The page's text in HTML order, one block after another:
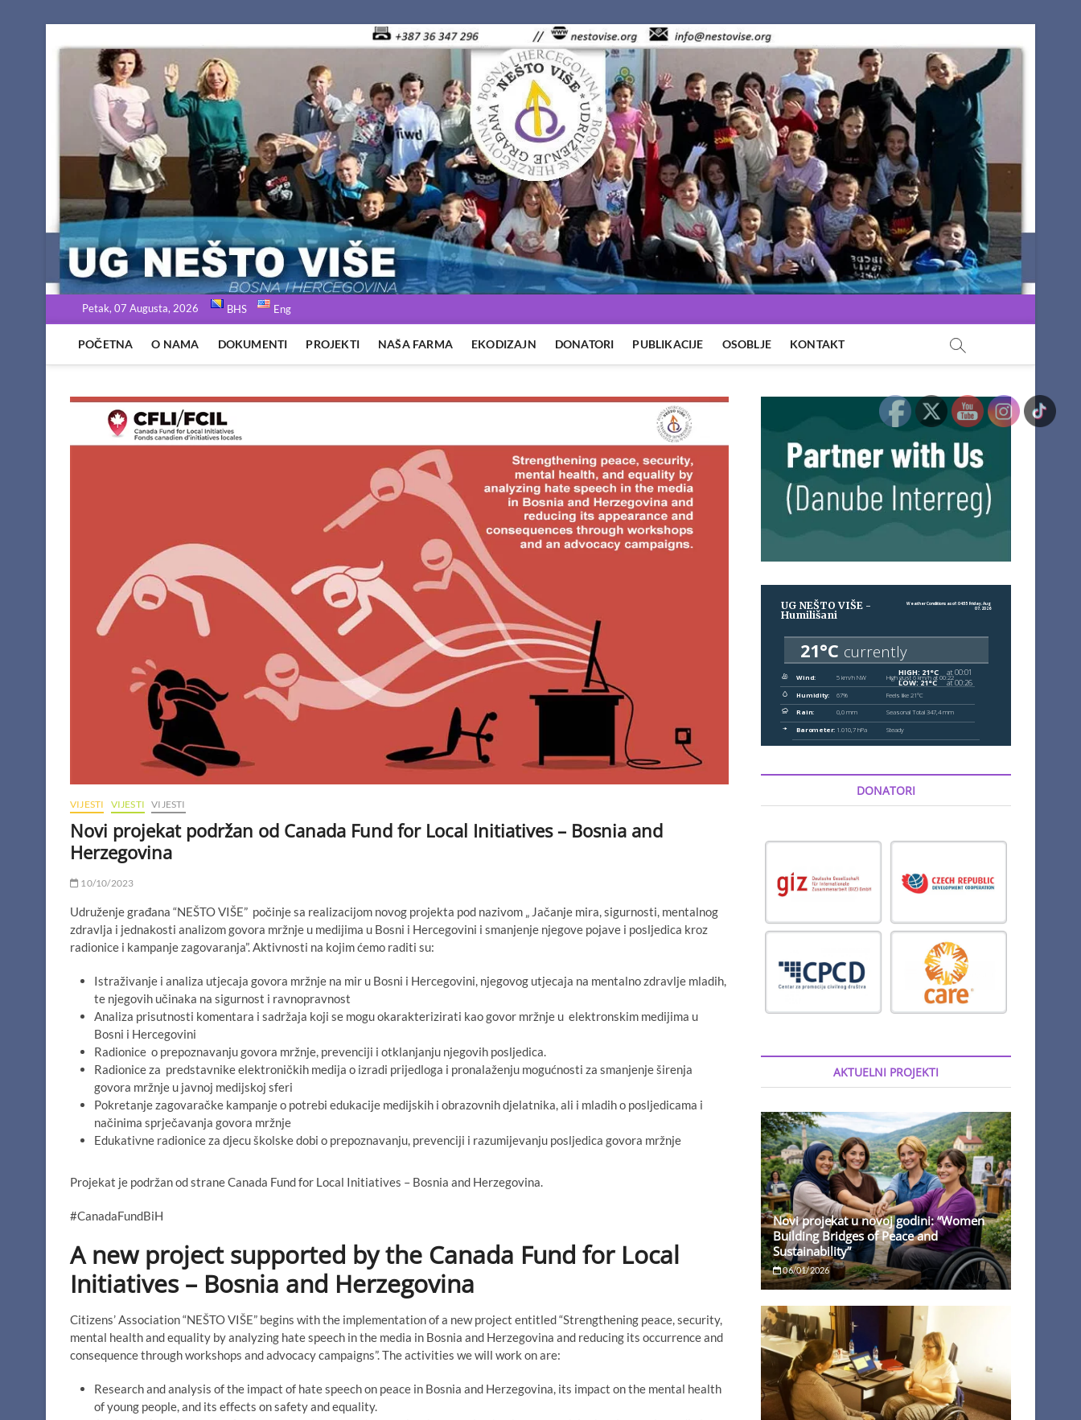
Petak, 07 Augusta, 2026 BHS Eng
POČETNA O NAMA DOKUMENTI PROJEKTI NAŠA FARMA EKODIZAJN DONATORI PUBLIKACIJE OSOBLJE KONTAKT
VIJESTI VIJESTI VIJESTI
Novi projekat podržan od Canada Fund for Local Initiatives – Bosnia and
Herzegovina
10/10/2023
Udruženje građana “NEŠTO VIŠE” počinje sa realizacijom novog projekta pod nazivom „ Jačanje mira, sigurnosti, mentalnog
zdravlja i jednakosti analizom govora mržnje u medijima u Bosni i Hercegovini i smanjenje njegove pojave i posljedica kroz
radionice i kampanje zagovaranja”. Aktivnosti na kojim ćemo raditi su:
Istraživanje i analiza utjecaja govora mržnje na mir u Bosni i Hercegovini, njegovog utjecaja na mentalno zdravlje mladih,
te njegovih učinaka na sigurnost i ravnopravnost
Analiza prisutnosti komentara i sadržaja koji se mogu okarakterizirati kao govor mržnje u elektronskim medijima u
Bosni i Hercegovini
Radionice o prepoznavanju govora mržnje, prevenciji i otklanjanju njegovih posljedica.
Radionice za predstavnike elektroničkih medija o izradi prijedloga i pronalaženju mogućnosti za smanjenje širenja
govora mržnje u javnoj medijskoj sferi
Pokretanje zagovaračke kampanje o potrebi edukacije medijskih i obrazovnih djelatnika, ali i mladih o posljedicama i
načinima sprječavanja govora mržnje
Edukativne radionice za djecu školske dobi o prepoznavanju, prevenciji i razumijevanju posljedica govora mržnje
Projekat je podržan od strane Canada Fund for Local Initiatives – Bosnia and Herzegovina.
#CanadaFundBiH
A new project supported by the Canada Fund for Local
Initiatives – Bosnia and Herzegovina
Citizens’ Association “NEŠTO VIŠE” begins with the implementation of a new project entitled “Strengthening peace, security,
mental health and equality by analyzing hate speech in the media in Bosnia and Herzegovina and reducing its occurrence and
consequence through workshops and advocacy campaigns”. The activities we will work on are:
Research and analysis of the impact of hate speech on peace in Bosnia and Herzegovina, its impact on the mental health
of young people, and its effects on safety and equality.
DONATORI
AKTUELNI PROJEKTI
Novi projekat u novoj godini: “Women
Building Bridges of Peace and
Sustainability”
06/01/2026